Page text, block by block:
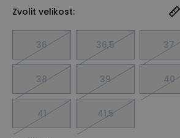
Zvolit velikost:
36 36,5 37
38 39 40
41 41,5